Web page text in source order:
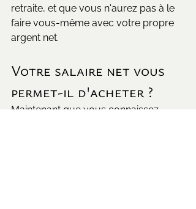
retraite, et que vous n'aurez pas à le
faire vous-même avec votre propre
argent net.
Votre salaire net vous
permet-il d'acheter ?
Maintenant que vous connaissez